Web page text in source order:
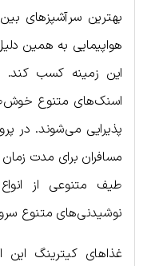
بهترین سرآشپزهای
هواپیمایی به همین
این زمینه کسب کند.
اسنک‌های متنوع
پذیرایی می‌شوند. در
مسافران برای مدت
طیف متنوعی از
نوشیدنی‌های متنوع
غذاهای کیترینگ این